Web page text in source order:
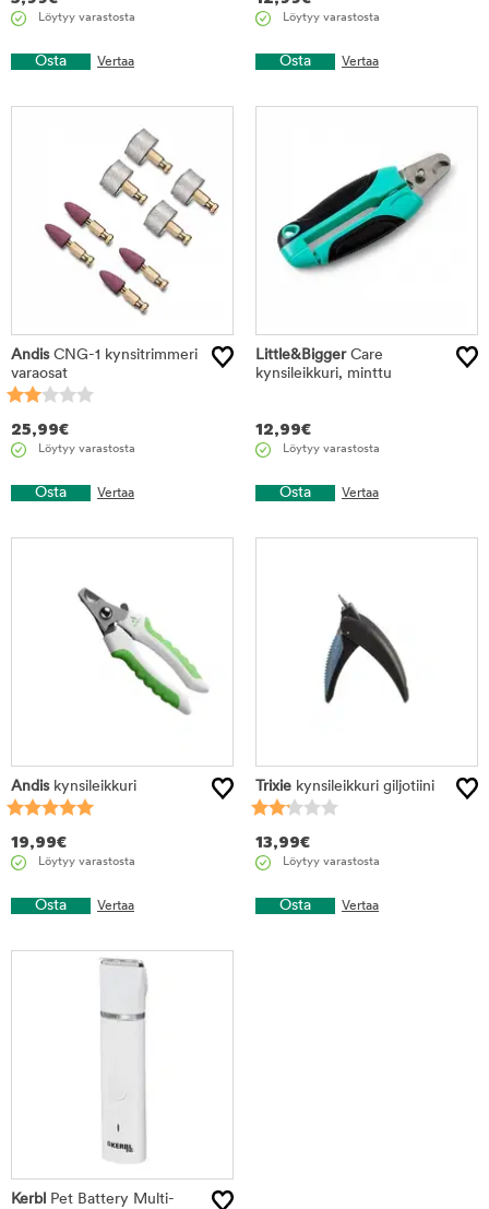
Löytyy varastosta
Osta Vertaa
Löytyy varastosta
Osta Vertaa
AndisCNG-1 kynsitrimmeri
varaosat
25,99€
Löytyy varastosta
Osta Vertaa
Little&BiggerCare
kynsileikkuri, minttu
12,99€
Löytyy varastosta
Osta Vertaa
Andiskynsileikkuri
19,99€
Löytyy varastosta
Osta Vertaa
Trixie kynsileikkuri giljotiini
13,99€
Löytyy varastosta
Osta Vertaa
Kerbl Pet Battery Multi-